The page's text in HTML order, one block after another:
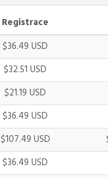
Registrace
$36.49 USD
$32.51 USD
$21.19 USD
$36.49 USD
$107.49 USD
$36.49 USD